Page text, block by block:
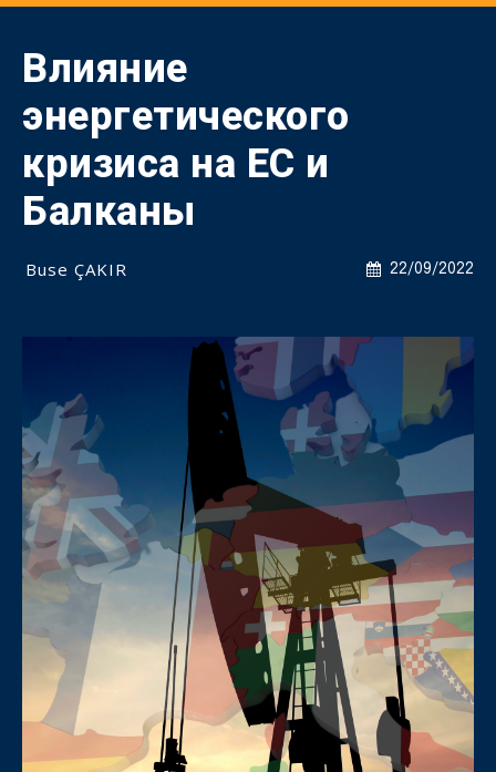
Влияние
энергетического
кризиса на ЕС и
Балканы
22/09/2022
Buse ÇAKIR